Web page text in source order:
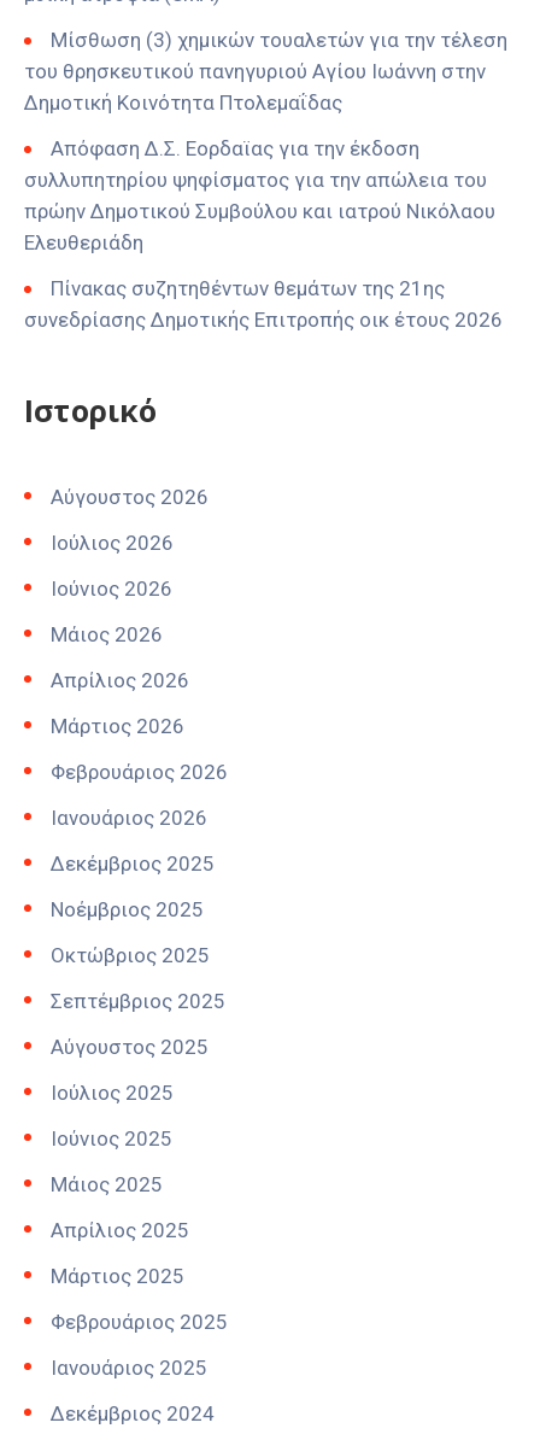
Μίσθωση (3) χημικών τουαλετών για την τέλεση
του θρησκευτικού πανηγυριού Αγίου Ιωάννη στην
Δημοτική Κοινότητα Πτολεμαΐδας
Απόφαση Δ.Σ. Εορδαϊας για την έκδοση
συλλυπητηρίου ψηφίσματος για την απώλεια του
πρώην Δημοτικού Συμβούλου και ιατρού Νικόλαου
Ελευθεριάδη
Πίνακας συζητηθέντων θεμάτων της 21ης
συνεδρίασης Δημοτικής Επιτροπής οικ έτους 2026
Ιστορικό
Αύγουστος 2026
Ιούλιος 2026
Ιούνιος 2026
Μάιος 2026
Απρίλιος 2026
Μάρτιος 2026
Φεβρουάριος 2026
Ιανουάριος 2026
Δεκέμβριος 2025
Νοέμβριος 2025
Οκτώβριος 2025
Σεπτέμβριος 2025
Αύγουστος 2025
Ιούλιος 2025
Ιούνιος 2025
Μάιος 2025
Απρίλιος 2025
Μάρτιος 2025
Φεβρουάριος 2025
Ιανουάριος 2025
Δεκέμβριος 2024